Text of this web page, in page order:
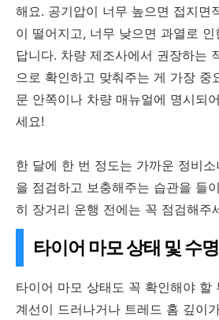
해요. 공기압이 너무 높으면 접지면
이 떨어지고, 너무 낮으면 과열로
답니다. 차량 제조사에서 권장하는
으로 확인하고 맞춰주는 게 가장 중
문 안쪽이나 차량 매뉴얼에 명시되
세요!
한 달에 한 번 정도는 가까운 정비
을 점검하고 보충해주는 습관을 들
히 장거리 운행 전에는 꼭 점검해주
타이어 마모 상태 및 수
타이어 마모 상태도 꼭 확인해야 할
계선이 드러나거나 트레드 홈 깊이